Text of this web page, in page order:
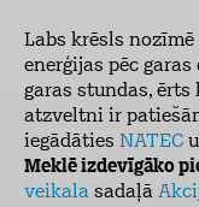
Labs krēsls
enerģijas pēc
garas stundas, ērts
atzveltni ir
iegādāties NATEC
Meklē izdevīgāko
veikala sadaļā